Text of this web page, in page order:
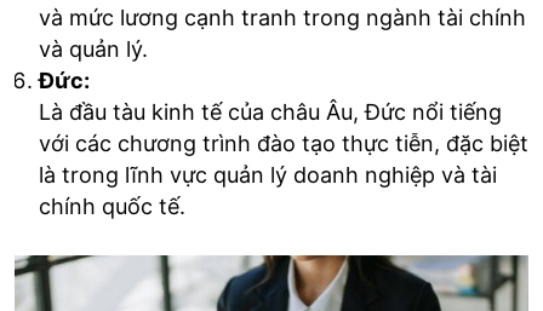
và mức lương cạnh tranh trong ngành tài chính
và quản lý.
Đức:
Là đầu tàu kinh tế của châu Âu, Đức nổi tiếng
với các chương trình đào tạo thực tiễn, đặc biệt
là trong lĩnh vực quản lý doanh nghiệp và tài
chính quốc tế.